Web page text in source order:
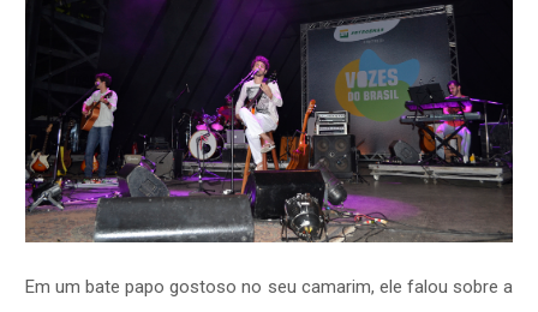
Em um bate papo gostoso no seu camarim, ele falou sobre a